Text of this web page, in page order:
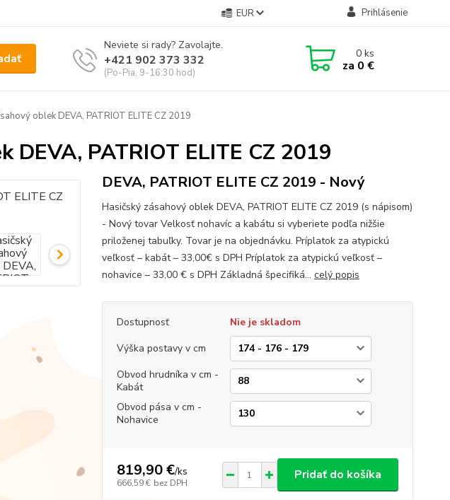
EUR Prihlásenie
Neviete si rady? Zavolajte.
+421 902 373 332
(Po-Pia, 9-16:30 hod)
0ks
za 0 €
oblek DEVA, PATRIOT ELITE CZ 2019
DEVA, PATRIOT ELITE CZ 2019
DEVA, PATRIOT ELITE CZ 2019 - Nový
Hasičský zásahový oblek DEVA, PATRIOT ELITE CZ 2019 (s nápisom)
- Nový tovar Velkosť nohavíc a kabátu si vyberiete podľa nižšie
priloženej tabuľky. Tovar je na objednávku. Príplatok za atypickú
veľkosť – kabát – 33,00€ s DPH Príplatok za atypickú veľkosť –
nohavice – 33,00 € s DPH Základná špecifiká... celý popis
Dostupnosť
Nie je skladom
Výška postavy v cm
Obvod hrudníka v cm -
Kabát
Obvod pása v cm -
Nohavice
819,90 €/ks
666,59 € bez DPH
Pridať do košíka